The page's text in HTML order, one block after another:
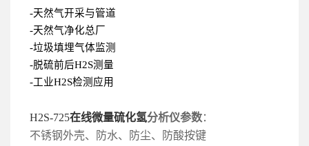
-天然气开采与管道
-天然气净化总厂
-垃圾填埋气体监测
-脱硫前后H2S测量
-工业H2S检测应用
H2S-725在线微量硫化氢分析仪参数：
不锈钢外壳、防水、防尘、防酸按键